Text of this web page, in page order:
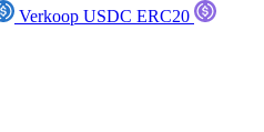
Verkoop USDC ERC20